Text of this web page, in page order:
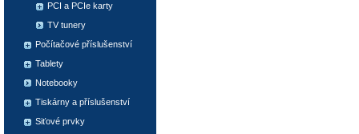
PCI a PCIe karty
TV tunery
Počítačové příslušenství
Tablety
Notebooky
Tiskárny a příslušenství
Siťové prvky